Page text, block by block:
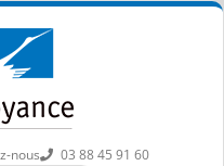
nous 03 88 45 91 60